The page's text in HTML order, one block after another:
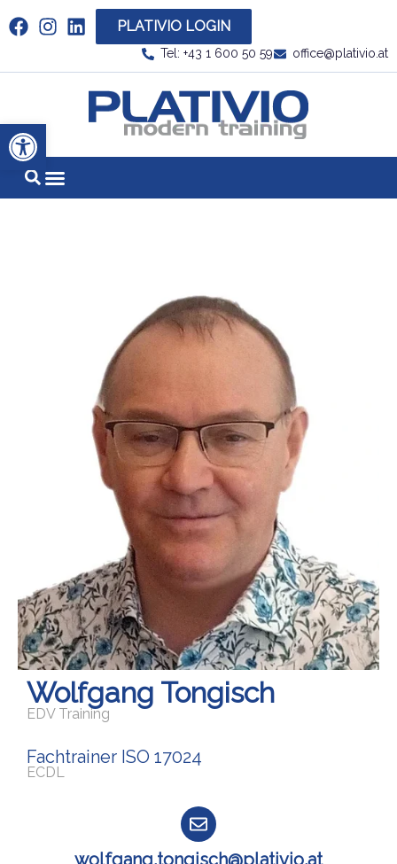
Werkzeugleiste öffnen
Link zu https://www.linkedin.com/company/
PLATIVIO LOGIN
Tel: +43 1 600 50 59 office@plativio.at
Link zu
Wolfgang Tongisch
EDV Training
Fachtrainer ISO 17024
ECDL
wolfgang.tongisch@plativio.at